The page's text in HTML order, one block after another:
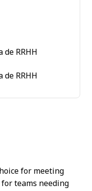
RRHH
RRHH
for meeting
teams needing